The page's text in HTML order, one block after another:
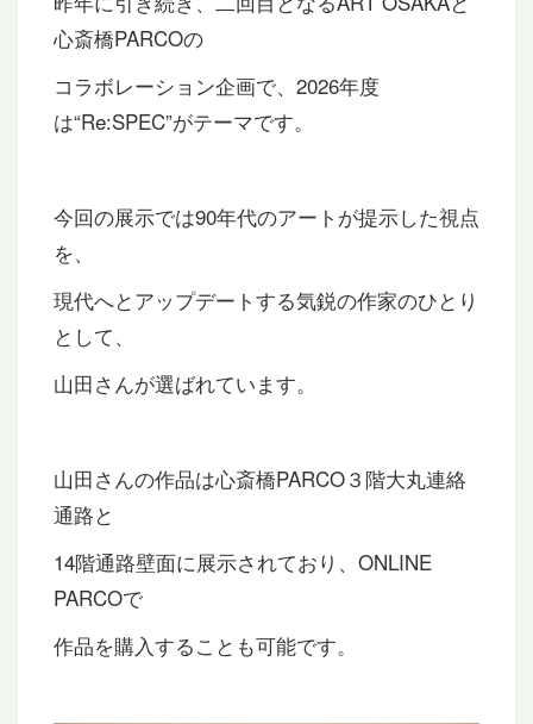
心斎橋PARCOの
コラボレーション企画で、2026年度
は“Re:SPEC”がテーマです。
今回の展示では90年代のアートが提示した視点
を、
現代へとアップデートする気鋭の作家のひとり
として、
山田さんが選ばれています。
山田さんの作品は心斎橋PARCO３階大丸連絡
通路と
14階通路壁面に展示されており、ONLINE
PARCOで
作品を購入することも可能です。